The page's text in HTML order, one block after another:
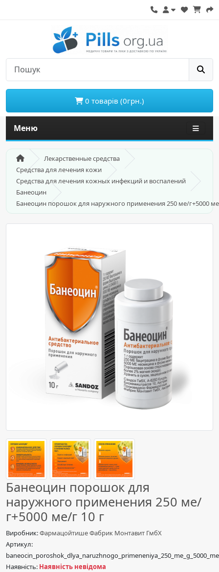
0 товарів (0грн.)
Меню
Лекарственные средства
Средства для лечения кожи
Средства для лечения кожных инфекций и воспалений
Банеоцин
Банеоцин порошок для наружного применения 250 ме/г+5000
Банеоцин порошок для
наружного применения 250 ме/
г+5000 ме/г 10 г
Виробник:Фармацойтише Фабрик Монтавит ГмбХ
Артикул:
Наявність: Наявність невідома